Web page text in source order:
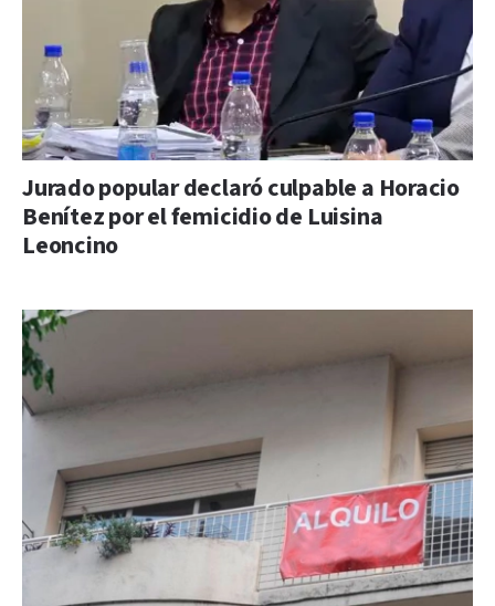
Jurado popular declaró culpable a Horacio
Benítez por el femicidio de Luisina
Leoncino